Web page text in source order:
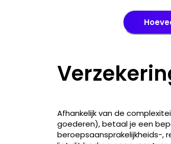
Afhankelijk van de
goederen), betaal je een
beroepsaansprakelijkheids-,